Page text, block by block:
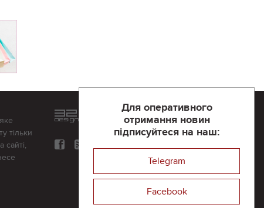
Для оперативного
отримання новин
підписуйтеся на наш:
Telegram
Facebook
тільки
сайті,
Розроблений та підтримується
компанії 32х32